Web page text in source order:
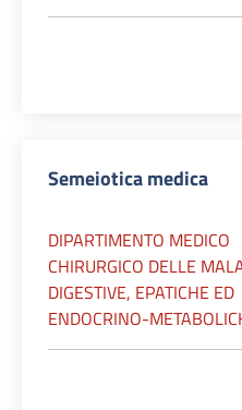
Semeiotica medica
DIPARTIMENTO MEDICO
CHIRURGICO DELLE
DIGESTIVE, EPATICHE ED
ENDOCRINO-